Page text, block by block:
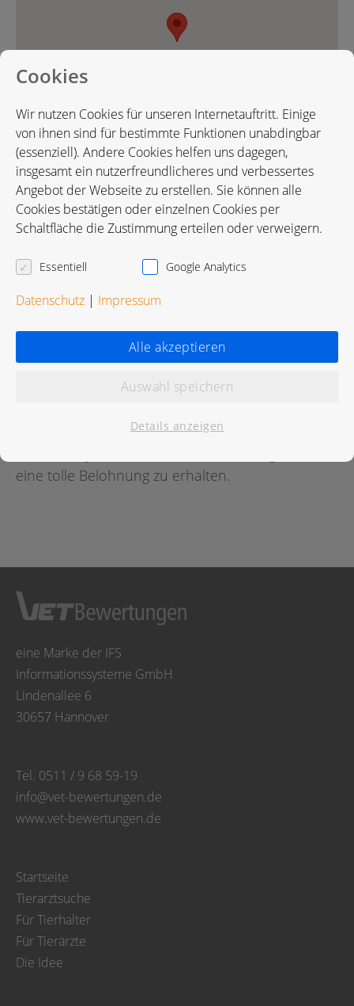
Karte in Google Maps öffnen
Bewertungen
Für diese Praxis wurde noch keine Bewertung
eine tolle Belohnung zu erhalten.
eine Marke der IFS
Informationssysteme GmbH
Lindenallee 6
30657 Hannover
Tel. 0511 / 9 68 59-19
info@vet-bewertungen.de
www.vet-bewertungen.de
Startseite
Tierarztsuche
Für Tierhalter
Für Tierärzte
Die Idee
Cookies
Wir nutzen Cookies für unseren Internetauftritt. Einige
von ihnen sind für bestimmte Funktionen unabdingbar
(essenziell). Andere Cookies helfen uns dagegen,
insgesamt ein nutzerfreundlicheres und verbessertes
Angebot der Webseite zu erstellen. Sie können alle
Cookies bestätigen oder einzelnen Cookies per
Schaltfläche die Zustimmung erteilen oder verweigern.
Essentiell Google Analytics
Datenschutz | Impressum
Alle akzeptieren
Auswahl speichern
Details anzeigen